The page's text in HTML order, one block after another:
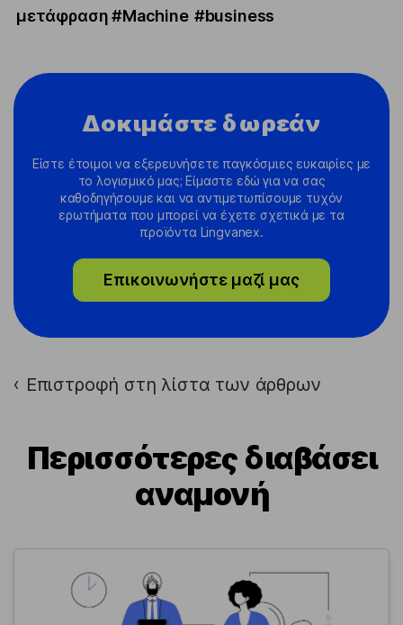
μετάφραση #Machine #business
Δοκιμάστε δωρεάν
Είστε έτοιμοι να εξερευνήσετε παγκόσμιες ευκαιρίες με
το λογισμικό μας; Είμαστε εδώ για να σας
καθοδηγήσουμε και να αντιμετωπίσουμε τυχόν
ερωτήματα που μπορεί να έχετε σχετικά με τα
προϊόντα Lingvanex.
Επικοινωνήστε μαζί μας
› Επιστροφή στη λίστα των άρθρων
Περισσότερες διαβάσει
αναμονή